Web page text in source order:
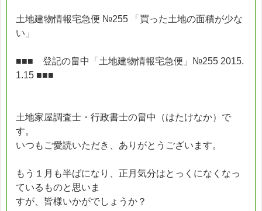
土地建物情報宅急便 №255 「買った土地の面積が少な
い」
■■■ 登記の畠中「土地建物情報宅急便」№255 2015.
1.15 ■■■
土地家屋調査士・行政書士の畠中（はたけなか）で
す。
いつもご愛読いただき、ありがとうございます。
もう１月も半ばになり、正月気分はとっくになくなっ
ているものと思いま
すが、皆様いかがでしょうか？